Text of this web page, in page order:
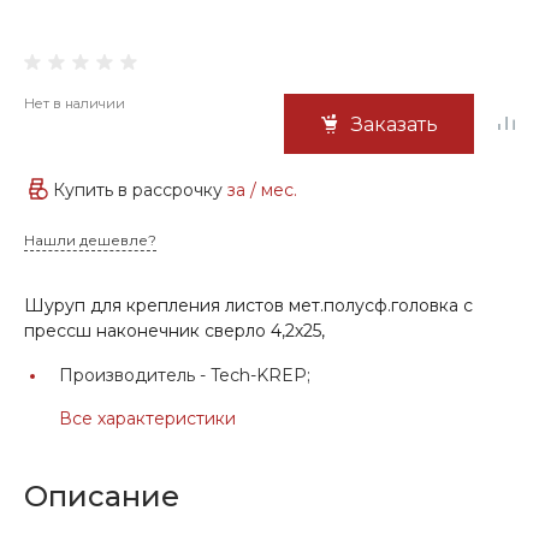
Нет в наличии
Заказать
Купить в рассрочку за / мес.
Нашли дешевле?
Шуруп для крепления листов мет.полусф.головка с
прессш наконечник сверло 4,2х25,
Производитель - Tech-KREP;
Все характеристики
Описание